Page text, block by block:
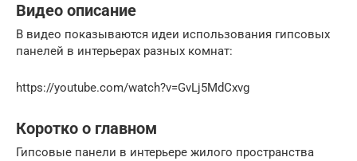
Видео описание
В видео показываются идеи использования гипсовых
панелей в интерьерах разных комнат:
https://youtube.com/watch?v=GvLj5MdCxvg
Коротко о главном
Гипсовые панели в интерьере жилого пространства